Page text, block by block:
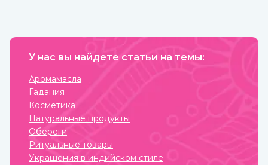
достались яркие брови, но
средства можно не только
И это хна, которую можно
приобрести в интернет-
магазине ИндоКитай.
используется и для
употребления сахара и
У нас вы найдете статьи на темы:
Аромамасла
Гадания
Косметика
Натуральные продукты
Обереги
Ритуальные товары
Украшения в индийском стиле